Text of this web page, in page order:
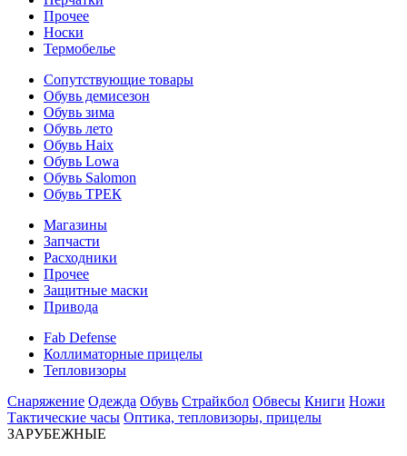
Прочее
Носки
Термобелье
Сопутствующие товары
Обувь демисезон
Обувь зима
Обувь лето
Обувь Haix
Обувь Lowa
Обувь Salomon
Обувь ТРЕК
Магазины
Запчасти
Расходники
Прочее
Защитные маски
Привода
Fab Defense
Коллиматорные прицелы
Тепловизоры
Снаряжение Одежда Обувь Страйкбол Обвесы Книги Ножи
Тактические часы Оптика, тепловизоры, прицелы
ЗАРУБЕЖНЫЕ